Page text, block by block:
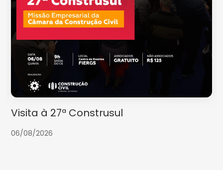
Visita à 27ª Construsul
06/08/2026